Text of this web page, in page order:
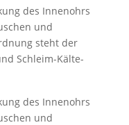
des Innenohrs
und
steht der
Schleim-Kälte-
des Innenohrs
und